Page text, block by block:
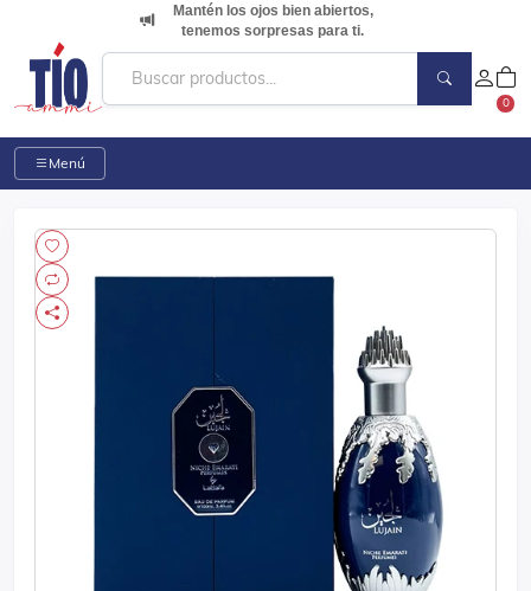
Mantén los ojos bien abiertos,
tenemos sorpresas para ti.
0
Menú